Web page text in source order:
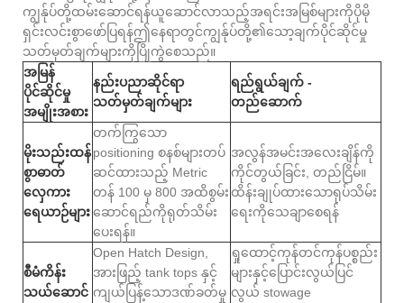
ကျွန်ုပ်တို့ထမ်းဆောင်ရန်ယူဆောင်လာသည့်အရင်းအမြစ်များကိုပိုမို
ရှင်းလင်းစွာဖော်ပြရန်ဤနေရာတွင်ကျွန်ုပ်တို့၏သော့ချက်ပိုင်ဆိုင်မှု
သတ်မှတ်ချက်များကိုပြိုကွဲစေသည်။
အမြန်
ပိုင်ဆိုင်မှု
အမျိုးအစား
နည်းပညာဆိုင်ရာ
သတ်မှတ်ချက်များ
ရည်ရွယ်ချက် -
တည်ဆောက်
မိုးသည်းထန်
စွာဓာတ်
လှေကား
ရေယာဉ်များ
တက်ကြွသော
positioning စနစ်များတပ်
ဆင်ထားသည့် Metric
တန် 100 မှ 800 အထိစွမ်း
ဆောင်ရည်ကိုရုတ်သိမ်း
ပေးရန်။
အလွန်အမင်းအလေးချိန်ကို
ကိုင်တွယ်ခြင်း, တည်ငြိမ်။
ထိန်းချုပ်ထားသောရုပ်သိမ်း
ရေးကိုသေချာစေရန်
စီမံကိန်း
သယ်ဆောင်
Open Hatch Design,
အားဖြည့် tank tops နှင့်
ကျယ်ပြန့်သောဒဏ်ခတ်မှု
ရှုထောင့်ကုန်တင်ကုန်ပစ္စည်း
များနှင့်ပြောင်းလွယ်ပြင်
လွယ် stowage